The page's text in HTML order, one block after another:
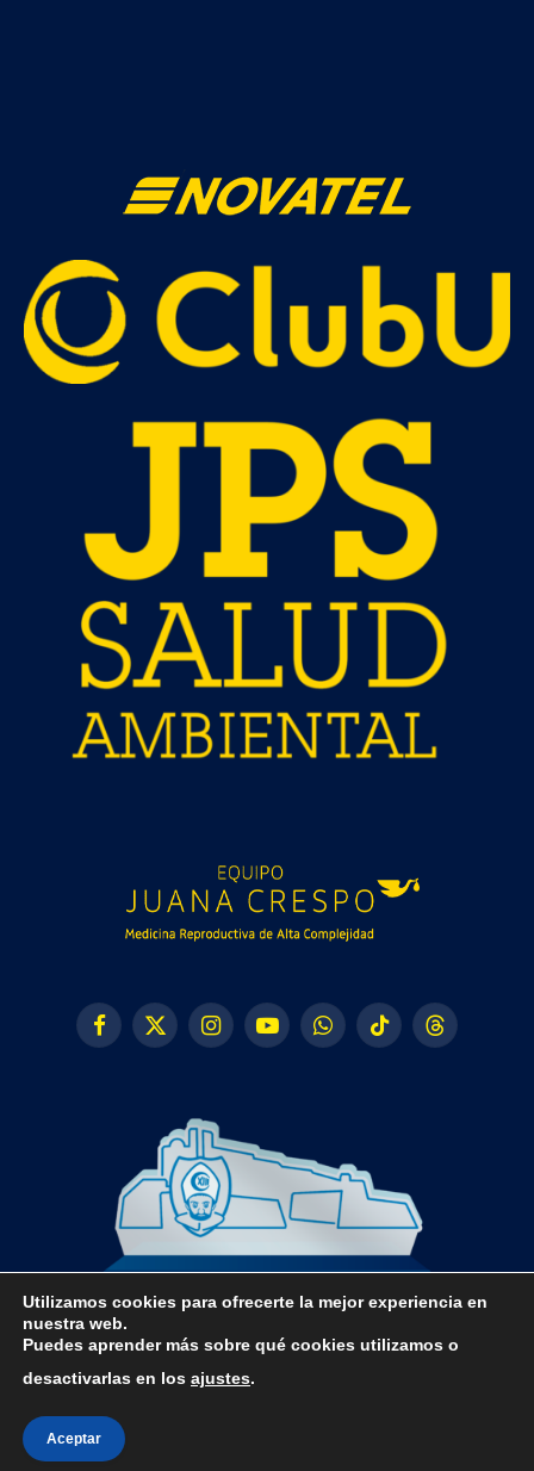
Facebook
X
InstagramYouTubeWhatsAppTikTok Threads
© 2024 CLUB FÚTBOL SALA PEÑÍSCOLA
Utilizamos cookies para ofrecerte la mejor experiencia en
nuestra web.
Puedes aprender más sobre qué cookies utilizamos o
desactivarlas en los ajustes.
Aceptar